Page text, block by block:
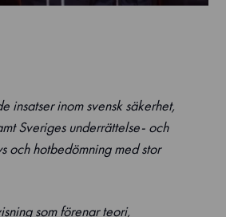
insatser inom svensk säkerhet,
Sveriges underrättelse- och
och hotbedömning med stor
som förenar teori,